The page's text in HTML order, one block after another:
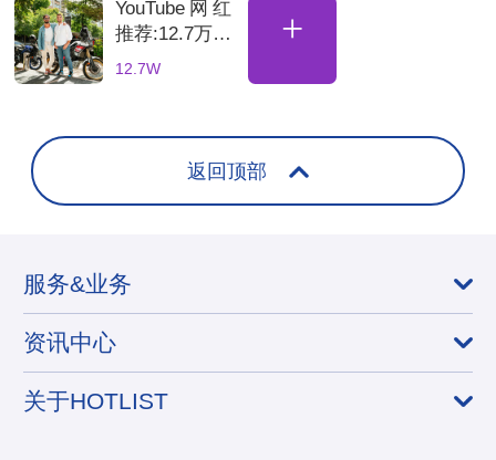
YouTube网红
推荐:12.7万粉
丝土耳其骑行
牌合
12.7W
+
返回顶部
服务&业务
资讯中心
关于HOTLIST